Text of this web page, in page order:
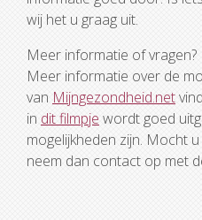
wij het u graag uit.
Meer informatie of vragen?
Meer informatie over de
van Mijngezondheid.net
in dit filmpje wordt goed
mogelijkheden zijn. Mocht
neem dan contact op met